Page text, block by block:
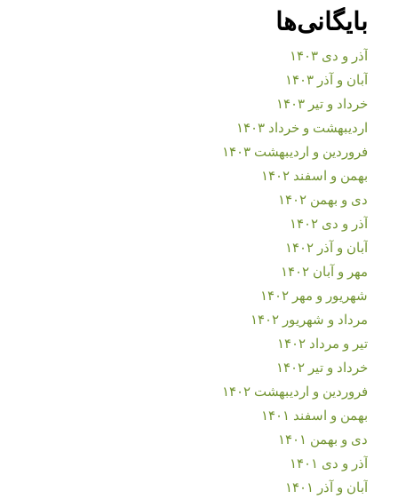
بایگانی‌ها
آذر و دی ۱۴۰۳
آبان و آذر ۱۴۰۳
خرداد و تیر ۱۴۰۳
اردیبهشت و خرداد ۱۴۰۳
فروردین و اردیبهشت ۱۴۰۳
بهمن و اسفند ۱۴۰۲
دی و بهمن ۱۴۰۲
آذر و دی ۱۴۰۲
آبان و آذر ۱۴۰۲
مهر و آبان ۱۴۰۲
شهریور و مهر ۱۴۰۲
مرداد و شهریور ۱۴۰۲
تیر و مرداد ۱۴۰۲
خرداد و تیر ۱۴۰۲
فروردین و اردیبهشت ۱۴۰۲
بهمن و اسفند ۱۴۰۱
دی و بهمن ۱۴۰۱
آذر و دی ۱۴۰۱
آبان و آذر ۱۴۰۱